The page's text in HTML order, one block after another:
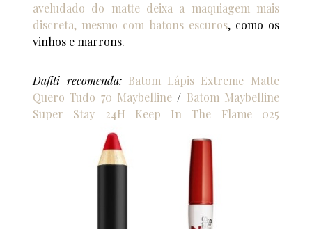
aveludado do matte deixa a maquiagem mais
discreta, mesmo com batons escuros, como os
vinhos e marrons.
Dafiti recomenda: Batom Lápis Extreme Matte
Quero Tudo 70 Maybelline / Batom Maybelline
Super Stay 24H Keep In The Flame 025